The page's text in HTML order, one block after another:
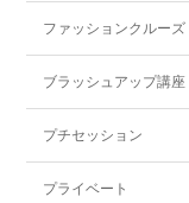
ファッションクルーズ
ブラッシュアップ講座
プチセッション
プライベート